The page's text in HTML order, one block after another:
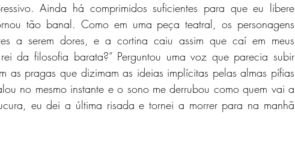
Ainda há comprimidos suficientes para que eu libere
tão banal. Como em uma peça teatral, os personagens
a serem dores, e a cortina caiu assim que caí em meus
da filosofia barata?” Perguntou uma voz que parecia subir
as pragas que dizimam as ideias implícitas pelas almas pífias
no mesmo instante e o sono me derrubou como quem vai a
eu dei a última risada e tornei a morrer para na manhã